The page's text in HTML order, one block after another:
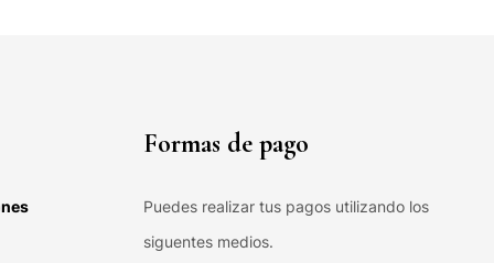
Formas de pago
Puedes realizar tus pagos utilizando los
siguentes medios.